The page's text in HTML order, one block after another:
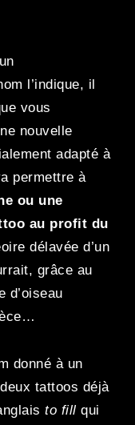
l’indique, il
vous
nouvelle
adapté à
permettre à
ou une
au profit du
délavée d’un
grâce au
d’oiseau
donné à un
tattoos déjà
to fill qui